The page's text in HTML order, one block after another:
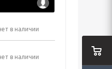
Нет в наличии
Нет в наличии